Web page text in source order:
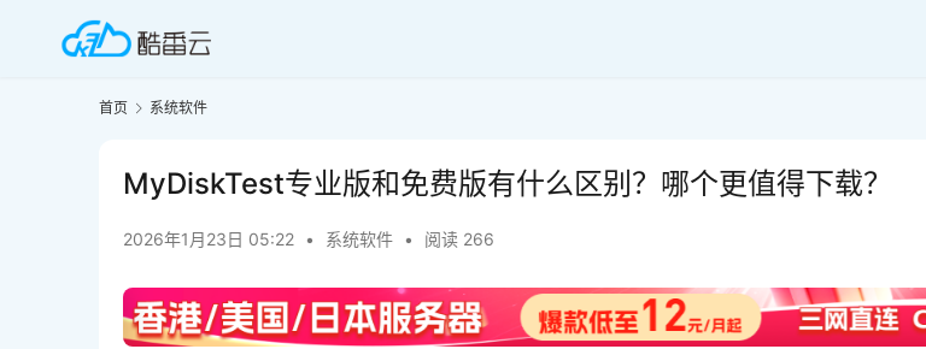
首页 系统软件
MyDiskTest专业版和免费版有什么区别？哪个更值得下载？
2026年1月23日 05:22 • 系统软件 • 阅读 266